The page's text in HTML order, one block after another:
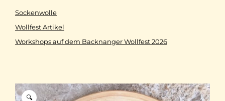
🔍
Sockenwolle
Wollfest Artikel
Workshops auf dem Backnanger Wollfest 2026